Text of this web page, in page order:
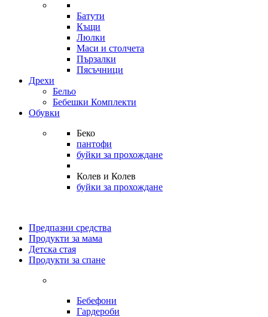
Батути
Къщи
Люлки
Маси и столчета
Пързалки
Пясъчници
Дрехи
Бельо
Бебешки Комплекти
Обувки
Беко
пантофи
буйки за прохождане
Колев и Колев
буйки за прохождане
Предпазни средства
Продукти за мама
Детска стая
Продукти за спане
Бебефони
Гардероби